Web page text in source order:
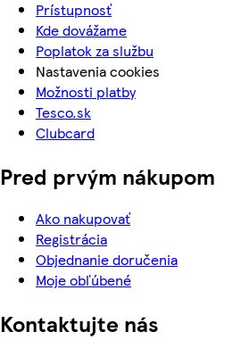
Prístupnosť
Kde dovážame
Poplatok za službu
Nastavenia cookies
Možnosti platby
Tesco.sk
Clubcard
Pred prvým nákupom
Ako nakupovať
Registrácia
Objednanie doručenia
Moje obľúbené
Kontaktujte nás